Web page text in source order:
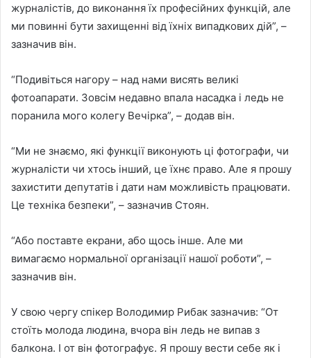
журналістів, до виконання їх професійних функцій, але
ми повинні бути захищенні від їхніх випадкових дій”, –
зазначив він.
“Подивіться нагору – над нами висять великі
фотоапарати. Зовсім недавно впала насадка і ледь не
поранила мого колегу Вечірка”, – додав він.
“Ми не знаємо, які функції виконують ці фотографи, чи
журналісти чи хтось інший, це їхнє право. Але я прошу
захистити депутатів і дати нам можливість працювати.
Це техніка безпеки”, – зазначив Стоян.
“Або поставте екрани, або щось інше. Але ми
вимагаємо нормальної організації нашої роботи”, –
зазначив він.
У свою чергу спікер Володимир Рибак зазначив: “От
стоїть молода людина, вчора він ледь не випав з
балкона. І от він фотографує. Я прошу вести себе як і